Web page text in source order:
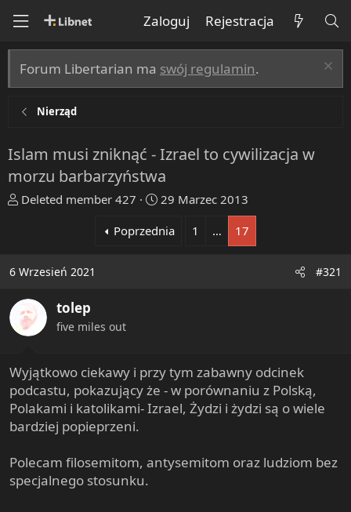
Zaloguj Rejestracja
Forum Libertarian ma swój regulamin.
Nierząd
Islam musi zniknąć - Izrael to cywilizacja w
morzu barbarzyństwa
T
a
d
s
t
a
e
r
Deleted member 427
R
z
29 Marzec 2013
Poprzednia
1 … 17
6 Wrzesień 2021 #321
tolep
five miles out
Wyjątkowo ciekawy i przy tym zabawny odcinek
podcastu, pokazujący że - w porównaniu z Polską,
Polakami i katolikami- Izrael, Żydzi i żydzi są o wiele
bardziej popieprzeni.
Polecam filosemitom, antysemitom oraz ludziom bez
specjalnego stosunku.